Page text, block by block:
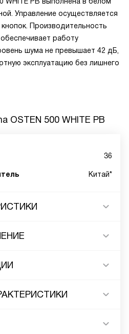
Управление осуществляется
Производительность
работу
шума не превышает 42 дБ,
эксплуатацию без лишнего
OSTEN 500 WHITE PB
36
Китай*